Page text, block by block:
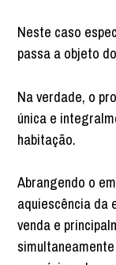
Neste caso
passa a objeto
Na verdade, o
única e
habitação.
Abrangendo o
aquiescência da
venda e